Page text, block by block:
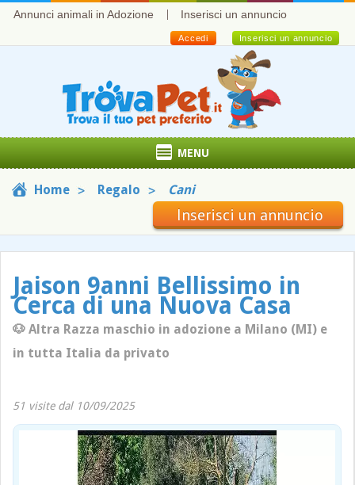
Annunci animali in Adozione Inserisci un annuncio
Inserisci un annuncio
Accedi
MENU
Home Regalo Cani
Inserisci un annuncio
Jaison 9anni Bellissimo in
Cerca di una Nuova Casa
🐶 Altra Razza maschio in adozione a Milano (MI) e
in tutta Italia da privato
51 visite dal 10/09/2025